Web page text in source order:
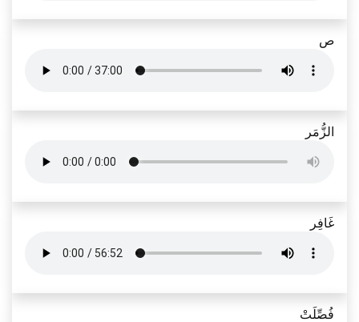
ص
الزُّمَر
غَافِر
فُصِّلَتْ